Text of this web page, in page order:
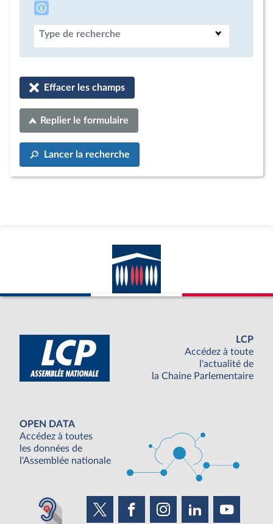
Type de recherche
Effacer les champs
Replier le formulaire
Lancer la recherche
LCP
Accédez à toute
l'actualité de
la Chaine Parlementaire
OPEN DATA
Accédez à toutes
les données de
l'Assemblée nationale